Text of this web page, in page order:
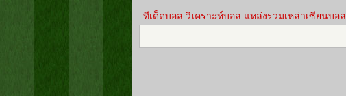
ทีเด็ดบอล วิเคราะห์บอล แหล่งรวมเหล่าเซียนบอล